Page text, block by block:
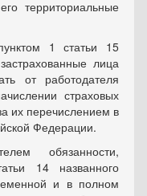
территориальные
1 статьи 15
лица
от работодателя
страховых
их перечислением в
Федерации.
обязанности,
14 названного
и в полном